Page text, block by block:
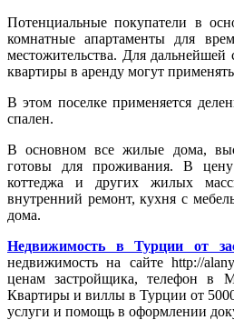
Потенциальные покупатели в
комнатные апартаменты для
местожительства. Для
квартиры в аренду могут
В этом поселке применяется
спален.
В основном все жилые дома,
готовы для проживания. В
коттеджа и других жилых
внутренний ремонт, кухня с
дома.
Недвижимость в Турции от
недвижимость на сайте http://
ценам застройщика, телефон в
Квартиры и виллы в Турции от
услуги и помощь в оформлении